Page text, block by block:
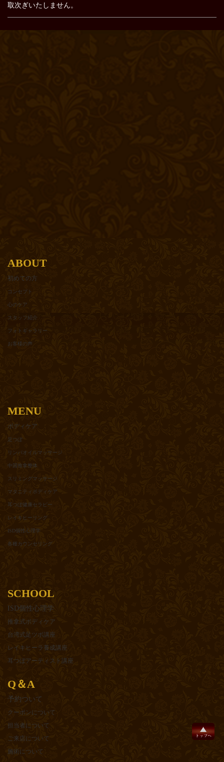
取次ぎいたしません。
ABOUT
初めての方
コンセプト
心のケア
スタッフ紹介
フォトギャラリー
お客様の声
MENU
ボディケア
足つぼ
リンパオイルマッサージ
中国推拿整体
スリミングマッサージ
マタニティボディケア
耳つぼ健康セラピー
レイキヒーリング
ISD個性心理学
各種カウンセリング
SCHOOL
ISD個性心理学
推拿式ボディケア
台湾式足ツボ講座
レイキヒーラ養成講座
耳つぼアーティスト講座
Q＆A
予約ついて
クーポンについて
担当者について
ご来店について
施術について